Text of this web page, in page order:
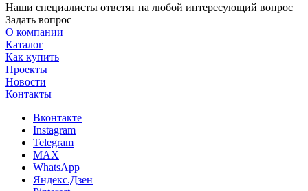
Наши специалисты ответят на любой интересующий вопрос
Задать вопрос
О компании
Каталог
Как купить
Проекты
Новости
Контакты
Вконтакте
Instagram
Telegram
MAX
WhatsApp
Яндекс.Дзен